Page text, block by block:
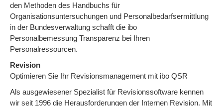
den Methoden des Handbuchs für
Organisationsuntersuchungen und Personalbedarfsermittlung
in der Bundesverwaltung schafft die ibo
Personalbemessung Transparenz bei Ihren
Personalressourcen.
Revision
Optimieren Sie Ihr Revisionsmanagement mit ibo QSR
Als ausgewiesener Spezialist für Revisionssoftware kennen
wir seit 1996 die Herausforderungen der Internen Revision. Mit